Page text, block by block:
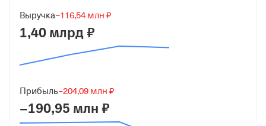
Дата регистрации
Краткое название
Юридический адрес
Выручка−116,54 млн ₽
1,40 млрд ₽
Прибыль−204,09 млн ₽
−190,95 млн ₽